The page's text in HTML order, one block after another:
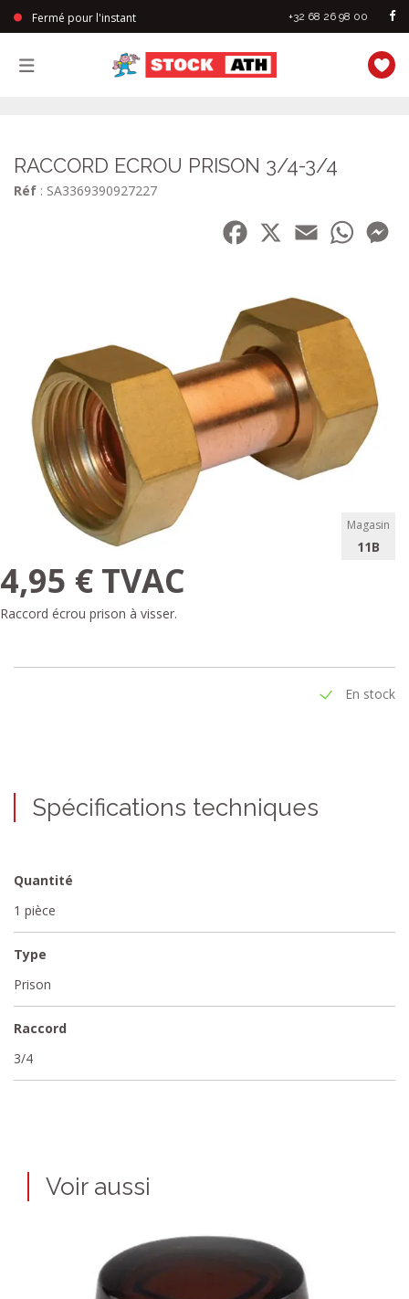
Fermé pour l'instant +32 68 26 98 00
RACCORD ECROU PRISON 3/4-3/4
Réf : SA3369390927227
Facebook
Email
Magasin
11B
4,95 € TVAC
Raccord écrou prison à visser.
En stock
Spécifications techniques
Quantité
1 pièce
Type
Prison
Raccord
3/4
Voir aussi